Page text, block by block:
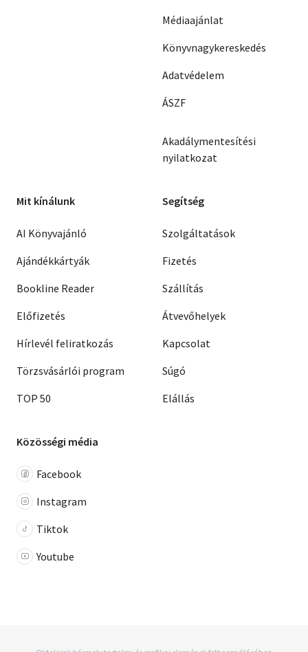
Médiaajánlat
Könyvnagykereskedés
Adatvédelem
ÁSZF
Akadálymentesítési
nyilatkozat
Mit kínálunk
AI Könyvajánló
Ajándékkártyák
Bookline Reader
Előfizetés
Hírlevél feliratkozás
Törzsvásárlói program
TOP 50
Segítség
Szolgáltatások
Fizetés
Szállítás
Átvevőhelyek
Kapcsolat
Súgó
Elállás
Közösségi média
Facebook
Instagram
Tiktok
Youtube